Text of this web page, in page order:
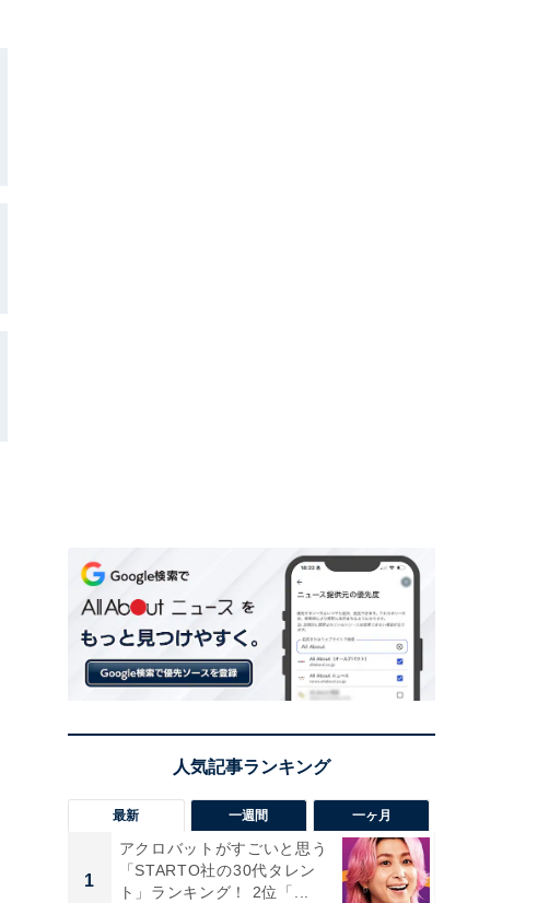
最新 一週間 一ヶ月
1
アクロバットがすごいと思う
「STARTO社の30代タレン
ト」ランキング！ 2位「...